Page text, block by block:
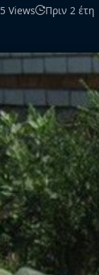
5 Views Πριν 2 έτη